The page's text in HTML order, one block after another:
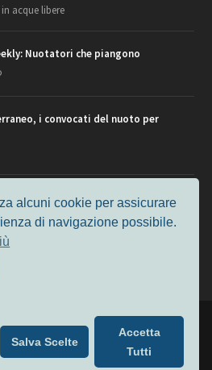
acque libere
Nuotatori che piangono
i convocati del nuoto per
2026: fra veterani e giovani, chi
| Alimentato da
Il Nuoto in Cifre
& Cookie Policy
alcuni cookie per assicurare
di navigazione possibile.
Salva Scelte
Accetta
Tutti